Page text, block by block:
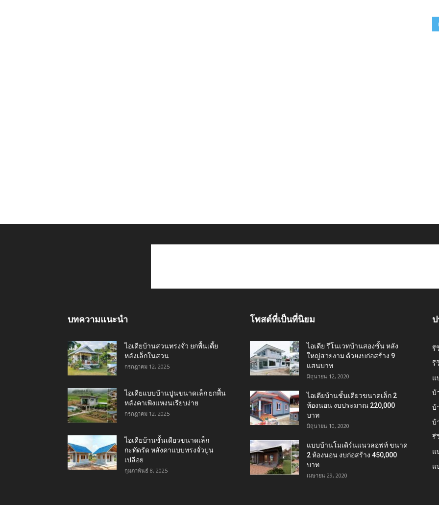
บทความแนะนำ
ไอเดียบ้านสวนทรงจั่ว ยกพื้นเตี้ย
หลังเล็กในสวน
กรกฎาคม 12, 2025
ไอเดียแบบบ้านปูนขนาดเล็ก ยกพื้น
หลังคาเพิงแหงนเรียบง่าย
กรกฎาคม 12, 2025
ไอเดียบ้านชั้นเดียวขนาดเล็ก
กะทัดรัด หลังคาแบบทรงจั่วปูน
เปลือย
กุมภาพันธ์ 8, 2025
โพสต์ที่เป็นที่นิยม
ไอเดีย รีโนเวทบ้านสองชั้น หลัง
ใหญ่สวยงาม ด้วยงบก่อสร้าง 9
แสนบาท
มิถุนายน 12, 2020
ไอเดียบ้านชั้นเดียวขนาดเล็ก 2
ห้องนอน งบประมาณ 220,000
บาท
มิถุนายน 10, 2020
แบบบ้านโมเดิร์นแนวลอฟท์ ขนาด
2 ห้องนอน งบก่อสร้าง 450,000
บาท
เมษายน 29, 2020
รี
รี
แ
บ้
บ้
บ้
รี
แ
แ